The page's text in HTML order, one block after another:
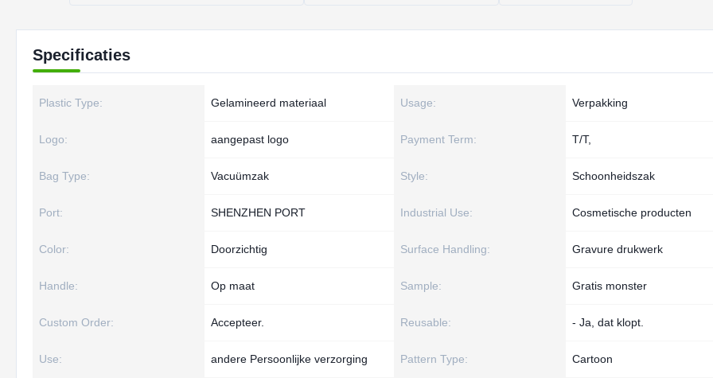
Specificaties
Plastic Type: Gelamineerd materiaal Usage: Verpakking
Logo: aangepast logo Payment Term: T/T,
Bag Type: Vacuümzak Style: Schoonheidszak
Port: SHENZHEN PORT Industrial Use: Cosmetische producten
Color: Doorzichtig Surface Handling: Gravure drukwerk
Handle: Op maat Sample: Gratis monster
Custom Order: Accepteer. Reusable: - Ja, dat klopt.
Use: andere Persoonlijke verzorging Pattern Type: Cartoon